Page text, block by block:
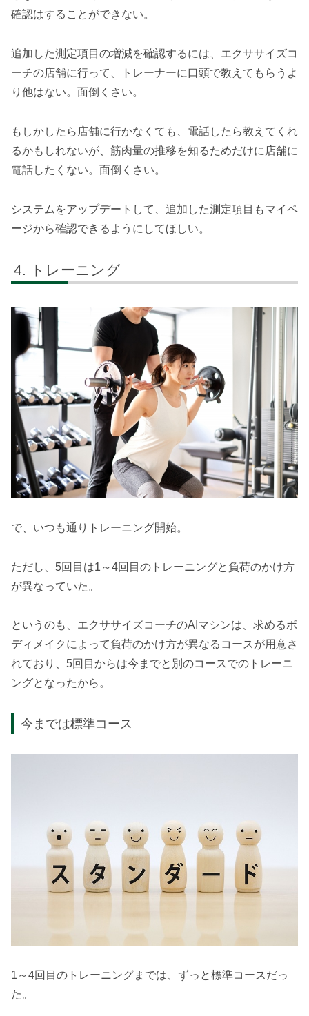
確認はすることができない。
追加した測定項目の増減を確認するには、エクササイズコ
ーチの店舗に行って、トレーナーに口頭で教えてもらうよ
り他はない。面倒くさい。
もしかしたら店舗に行かなくても、電話したら教えてくれ
るかもしれないが、筋肉量の推移を知るためだけに店舗に
電話したくない。面倒くさい。
システムをアップデートして、追加した測定項目もマイペ
ージから確認できるようにしてほしい。
トレーニング
で、いつも通りトレーニング開始。
ただし、5回目は1～4回目のトレーニングと負荷のかけ方
が異なっていた。
というのも、エクササイズコーチのAIマシンは、求めるボ
ディメイクによって負荷のかけ方が異なるコースが用意さ
れており、5回目からは今までと別のコースでのトレーニ
ングとなったから。
今までは標準コース
1～4回目のトレーニングまでは、ずっと標準コースだっ
た。